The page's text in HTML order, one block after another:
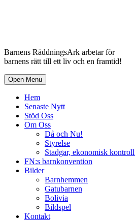
Barnens RäddningsArk arbetar för
barnens rätt till ett liv och en framtid!
Open Menu
Hem
Senaste Nytt
Stöd Oss
Om Oss
Då och Nu!
Styrelse
Stadgar, ekonomisk
FN:s barnkonvention
Bilder
Barnhemmen
Gatubarnen
Bolivia
Bildspel
Kontakt